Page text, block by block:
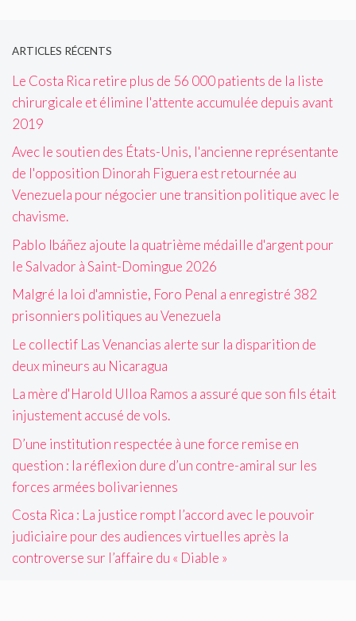
ARTICLES RÉCENTS
Le Costa Rica retire plus de 56 000 patients de la liste
chirurgicale et élimine l'attente accumulée depuis avant
2019
Avec le soutien des États-Unis, l'ancienne représentante
de l'opposition Dinorah Figuera est retournée au
Venezuela pour négocier une transition politique avec le
chavisme.
Pablo Ibáñez ajoute la quatrième médaille d'argent pour
le Salvador à Saint-Domingue 2026
Malgré la loi d'amnistie, Foro Penal a enregistré 382
prisonniers politiques au Venezuela
Le collectif Las Venancias alerte sur la disparition de
deux mineurs au Nicaragua
La mère d'Harold Ulloa Ramos a assuré que son fils était
injustement accusé de vols.
D’une institution respectée à une force remise en
question : la réflexion dure d’un contre-amiral sur les
forces armées bolivariennes
Costa Rica : La justice rompt l’accord avec le pouvoir
judiciaire pour des audiences virtuelles après la
controverse sur l’affaire du « Diable »